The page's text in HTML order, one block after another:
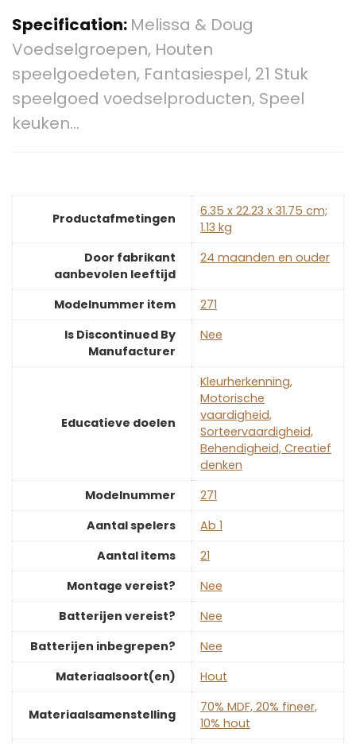
Specification: Melissa & Doug
Voedselgroepen, Houten
speelgoedeten, Fantasiespel, 21 Stuk
speelgoed voedselproducten, Speel
keuken…
Productafmetingen
‎6.35 x 22.23 x 31.75 cm;
1.13 kg
Door fabrikant
aanbevolen leeftijd
‎24 maanden en ouder
Modelnummer item
‎271
Is Discontinued By
Manufacturer
‎Nee
Educatieve doelen
‎Kleurherkenning,
Motorische
vaardigheid,
Sorteervaardigheid,
Behendigheid, Creatief
denken
Modelnummer
‎271
Aantal spelers
‎Ab 1
Aantal items
‎21
Montage vereist?
‎Nee
Batterijen vereist?
‎Nee
Batterijen inbegrepen?
‎Nee
Materiaalsoort(en)
‎Hout
Materiaalsamenstelling
‎70% MDF, 20% fineer,
10% hout